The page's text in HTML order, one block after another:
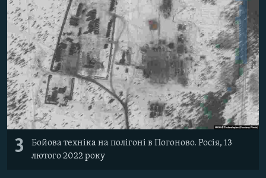
3
Бойова техніка на полігоні в Погоново. Росія, 13
лютого 2022 року